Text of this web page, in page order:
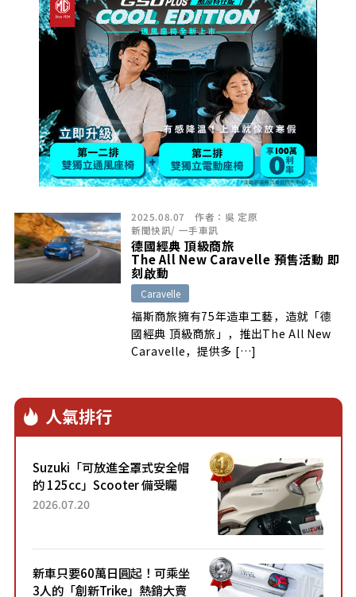
2025.08.07 作者： 吳 定原
新聞快訊/ 一手車訊
德國經典 頂級商旅
The All New Caravelle 預售活動 即
刻啟動
Caravelle
福斯商旅擁有75年造車工藝，造就「德
國經典 頂級商旅」，推出The All New
Caravelle，提供多 […]
人氣排行
Suzuki「可放進全罩式安全帽
的 125cc」Scooter 備受矚
目！採用全新流線設計與各項
2026.07.20
新車只要60萬日圓起！可乘坐
3人的「創新Trike」熱銷大賣